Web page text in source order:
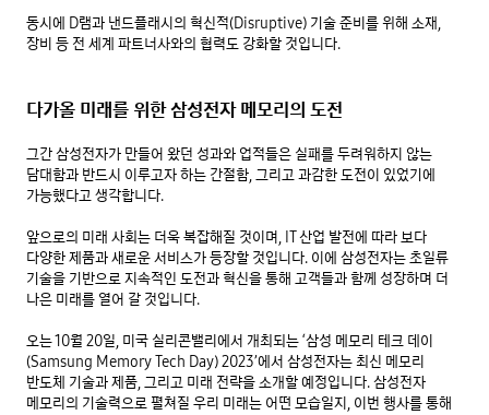
동시에 D램과 낸드플래시의 혁신적(Disruptive) 기술 준비를 위해 소재,
장비 등 전 세계 파트너사와의 협력도 강화할 것입니다.
다가올 미래를 위한 삼성전자 메모리의 도전
그간 삼성전자가 만들어 왔던 성과와 업적들은 실패를 두려워하지 않는
담대함과 반드시 이루고자 하는 간절함, 그리고 과감한 도전이 있었기에
가능했다고 생각합니다.
앞으로의 미래 사회는 더욱 복잡해질 것이며, IT 산업 발전에 따라 보다
다양한 제품과 새로운 서비스가 등장할 것입니다. 이에 삼성전자는 초일류
기술을 기반으로 지속적인 도전과 혁신을 통해 고객들과 함께 성장하며 더
나은 미래를 열어 갈 것입니다.
오는 10월 20일, 미국 실리콘밸리에서 개최되는 ‘삼성 메모리 테크 데이
(Samsung Memory Tech Day) 2023’에서 삼성전자는 최신 메모리
반도체 기술과 제품, 그리고 미래 전략을 소개할 예정입니다. 삼성전자
메모리의 기술력으로 펼쳐질 우리 미래는 어떤 모습일지, 이번 행사를 통해